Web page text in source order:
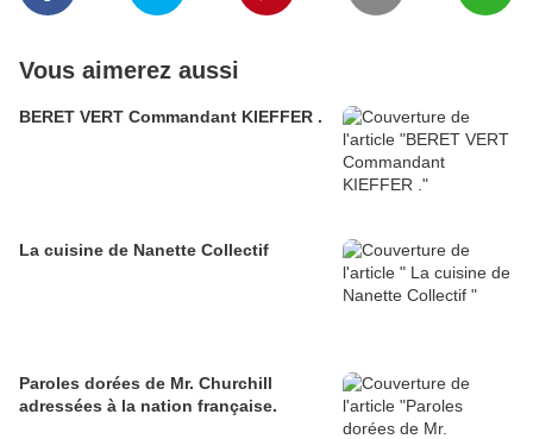
Vous aimerez aussi
BERET VERT Commandant KIEFFER .
La cuisine de Nanette Collectif
Paroles dorées de Mr. Churchill
adressées à la nation française.